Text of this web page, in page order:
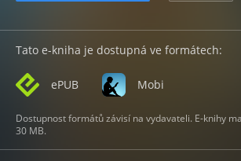
Tato e-kniha je dostupná ve formátech:
ePUB Mobi
Dostupnost formátů závisí na vydavateli. E-knihy
30 MB.